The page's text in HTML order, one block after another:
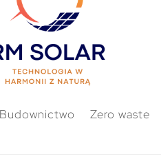
Budownictwo Zero waste